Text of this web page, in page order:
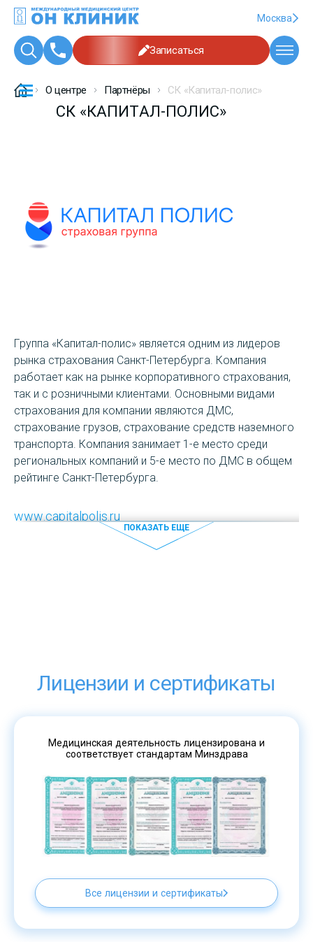
Москва
Записаться
О центре Партнёры СК «Капитал-полис»
СК «КАПИТАЛ-ПОЛИС»
Группа «Капитал-полис» является одним из лидеров
рынка страхования Санкт-Петербурга. Компания
работает как на рынке корпоративного страхования,
так и с розничными клиентами. Основными видами
страхования для компании являются ДМС,
страхование грузов, страхование средств наземного
транспорта. Компания занимает 1-е место среди
региональных компаний и 5-е место по ДМС в общем
рейтинге Санкт-Петербурга.
www.capitalpolis.ru
ПОКАЗАТЬ ЕЩЕ
Лицензии и сертификаты
Медицинская деятельность лицензирована и
соответствует стандартам Минздрава
Все лицензии и сертификаты